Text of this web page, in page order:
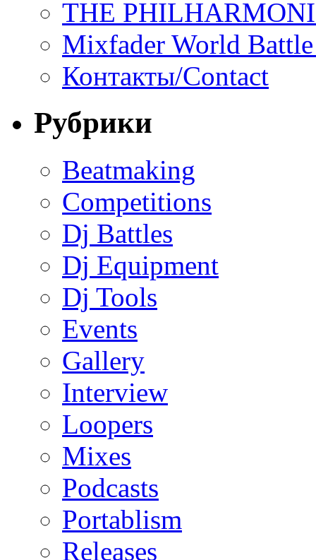
THE
Mixfader World
Контакты/Contact
Рубрики
Beatmaking
Competitions
Dj Battles
Dj Equipment
Dj Tools
Events
Gallery
Interview
Loopers
Mixes
Podcasts
Portablism
Releases